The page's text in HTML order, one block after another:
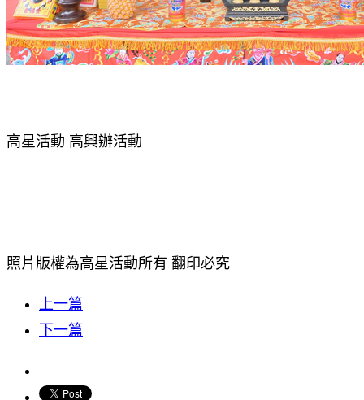
高星活動 高興辦活動
照片版權為高星活動所有 翻印必究
上一篇
下一篇